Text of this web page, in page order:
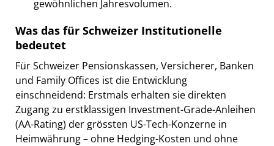
gewöhnlichen Jahresvolumen.
Was das für Schweizer Institutionelle
bedeutet
Für Schweizer Pensionskassen, Versicherer, Banken
und Family Offices ist die Entwicklung
einschneidend: Erstmals erhalten sie direkten
Zugang zu erstklassigen Investment-Grade-Anleihen
(AA-Rating) der grössten US-Tech-Konzerne in
Heimwährung – ohne Hedging-Kosten und ohne